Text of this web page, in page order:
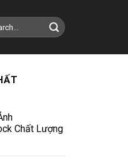
Chất Lượng